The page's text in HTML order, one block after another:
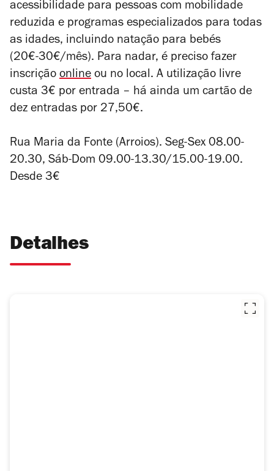
acessibilidade para pessoas com mobilidade
reduzida e programas especializados para todas
as idades, incluindo natação para bebés
(20€-30€/mês). Para nadar, é preciso fazer
inscrição online ou no local. A utilização livre
custa 3€ por entrada – há ainda um cartão de
dez entradas por 27,50€.
Rua Maria da Fonte (Arroios). Seg-Sex 08.00-
20.30, Sáb-Dom 09.00-13.30/15.00-19.00.
Desde 3€
Detalhes